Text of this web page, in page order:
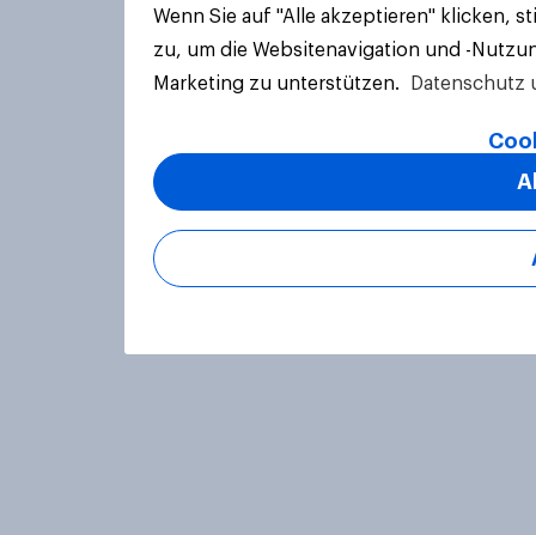
Wenn Sie auf "Alle akzeptieren" klicken,
zu, um die Websitenavigation und -
Marketing zu unterstützen.
Datenschutz